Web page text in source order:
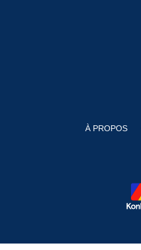
À PROPOS